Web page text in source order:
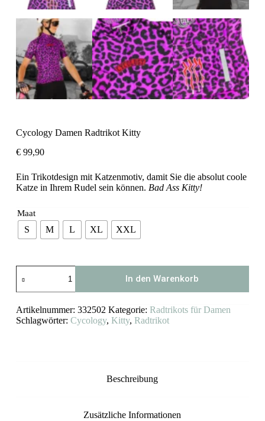
Cycology Damen Radtrikot Kitty
€99,90
Ein Trikotdesign mit Katzenmotiv, damit Sie die absolut coole
Katze in Ihrem Rudel sein können. Bad Ass Kitty!
Maat
S M L XL XXL
Cycology
Damen
Radtrikot
Menge
In den Warenkorb
Artikelnummer: 332502 Kategorie: Radtrikots für Damen
Schlagwörter: Cycology, Kitty, Radtrikot
Beschreibung
Zusätzliche Informationen